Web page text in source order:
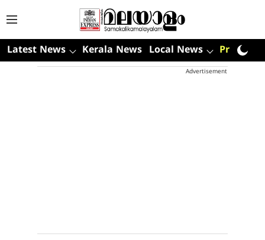
Latest News Kerala News Local News Premium
Advertisement